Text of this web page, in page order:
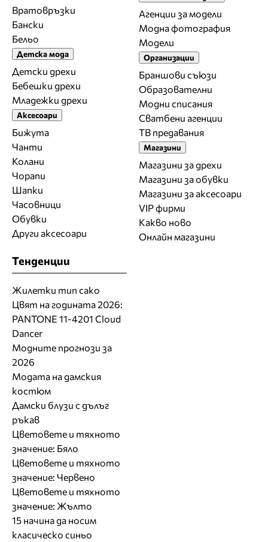
Вратовръзки
Бански
Бельо
Детска мода
Детски дрехи
Бебешки дрехи
Младежки дрехи
Аксесоари
Бижута
Чанти
Колани
Чорапи
Шапки
Часовници
Обувки
Други аксесоари
Агенции за модели
Модна фотография
Модели
Организации
Браншови съюзи
Образователни
Модни списания
Сватбени агенции
ТВ предавания
Магазини
Магазини за дрехи
Магазини за обувки
Магазини за aксесоари
VIP фирми
Какво ново
Онлайн магазини
Тенденции
Жилетки тип сако
Цвят на годината 2026:
PANTONE 11-4201 Cloud
Dancer
Модните прогнози за
2026
Модата на дамския
костюм
Дамски блузи с дълъг
ръкав
Цветовете и тяхното
значение: Бяло
Цветовете и тяхното
значение: Червено
Цветовете и тяхното
значение: Жълто
15 начина да носим
класическо синьо